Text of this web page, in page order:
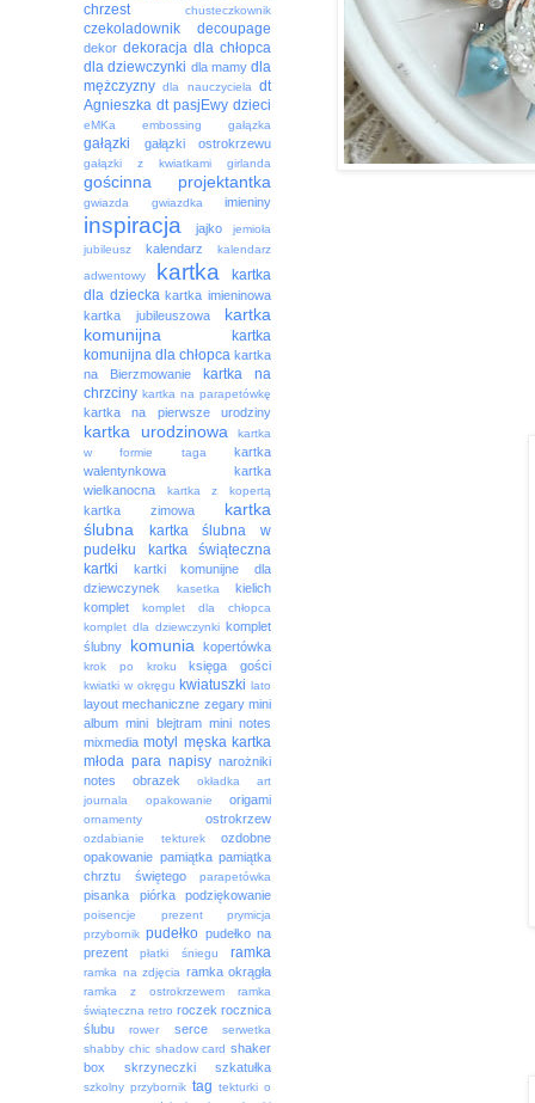
chrzest chusteczkownik
czekoladownik decoupage
dekor dekoracja dla chłopca
dla dziewczynki dla mamy dla
mężczyzny dla nauczyciela dt
Agnieszka dt pasjEwy dzieci
eMKa embossing gałązka
gałązki gałązki ostrokrzewu
gałązki z kwiatkami girlanda
gościnna projektantka
gwiazda gwiazdka imieniny
inspiracja jajko
jemioła
jubileusz
kalendarz
kalendarz
adwentowy
kartka
kartka
dla dziecka kartka imieninowa
kartka jubileuszowa
kartka
komunijna
kartka
komunijna dla chłopca kartka
na Bierzmowanie
kartka na
chrzciny kartka na parapetówkę
kartka na pierwsze urodziny
kartka urodzinowa
kartka
w formie taga
kartka
walentynkowa
kartka
wielkanocna
kartka z kopertą
kartka zimowa
kartka
ślubna
kartka ślubna w
pudełku
kartka świąteczna
kartki
kartki komunijne dla
dziewczynek
kasetka
kielich
komplet
komplet dla chłopca
komplet dla dziewczynki komplet
ślubny
komunia kopertówka
krok po kroku księga gości
kwiatki w okręgu kwiatuszki lato
layout mechaniczne zegary mini
album mini blejtram mini notes
mixmedia motyl męska kartka
młoda para napisy narożniki
notes
obrazek
okładka art
journala
opakowanie origami
ornamenty ostrokrzew
ozdabianie tekturek
ozdobne
opakowanie pamiątka pamiątka
chrztu świętego
parapetówka
pisanka piórka podziękowanie
poisencje prezent
prymicja
przybornik pudełko pudełko na
prezent
płatki śniegu ramka
ramka na zdjęcia ramka okrągła
ramka z ostrokrzewem
ramka
świąteczna retro roczek rocznica
ślubu
rower serce
serwetka
shabby chic shadow card shaker
box
skrzyneczki szkatułka
szkolny przybornik tag tekturki o